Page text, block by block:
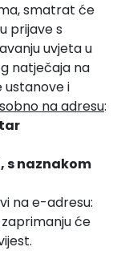
smatrat će
prijave s
uvjeta u
natječaja na
ustanove i
na adresu:
s naznakom
na e-adresu:
će